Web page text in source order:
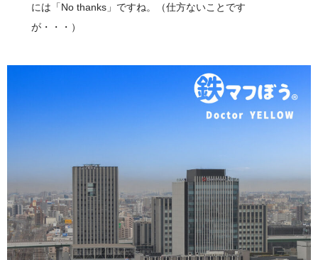
には「No thanks」ですね。（仕方ないことです
が・・・）